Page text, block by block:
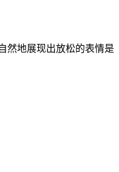
然地展现出放松的表情是